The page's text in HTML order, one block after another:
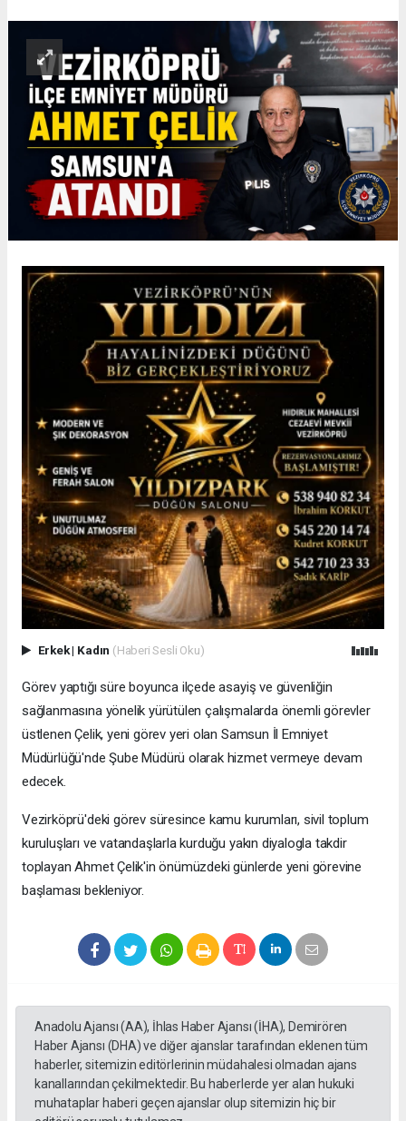
Erkek| Kadın (Haberi Sesli Oku)
Görev yaptığı süre boyunca ilçede asayiş ve güvenliğin
sağlanmasına yönelik yürütülen çalışmalarda önemli görevler
üstlenen Çelik, yeni görev yeri olan Samsun İl Emniyet
Müdürlüğü'nde Şube Müdürü olarak hizmet vermeye devam
edecek.
Vezirköprü'deki görev süresince kamu kurumları, sivil toplum
kuruluşları ve vatandaşlarla kurduğu yakın diyalogla takdir
toplayan Ahmet Çelik'in önümüzdeki günlerde yeni görevine
başlaması bekleniyor.
Anadolu Ajansı (AA), İhlas Haber Ajansı (İHA), Demirören
Haber Ajansı (DHA) ve diğer ajanslar tarafından eklenen tüm
haberler, sitemizin editörlerinin müdahalesi olmadan ajans
kanallarından çekilmektedir. Bu haberlerde yer alan hukuki
muhataplar haberi geçen ajanslar olup sitemizin hiç bir